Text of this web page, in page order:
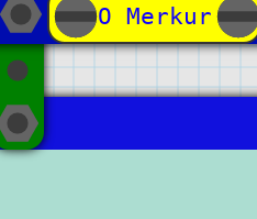
О Merkur